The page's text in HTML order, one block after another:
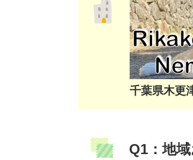
千葉県木更
Q1：地